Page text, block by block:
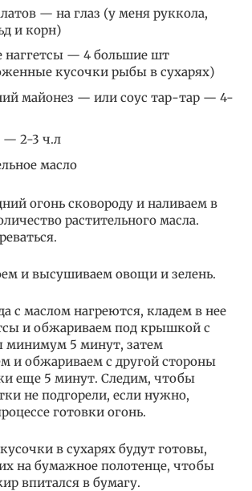
— на глаз (у меня руккола,
и корн)
наггетсы — 4 большие шт
кусочки рыбы в сухарях)
майонез — или соус тар-тар — 4-
— 2-3 ч.л
масло
огонь сковороду и наливаем в
растительного масла.
и высушиваем овощи и зелень.
с маслом нагреются, кладем в нее
и обжариваем под крышкой с
минимум 5 минут, затем
и обжариваем с другой стороны
еще 5 минут. Следим, чтобы
не подгорели, если нужно,
готовки огонь.
в сухарях будут готовы,
на бумажное полотенце, чтобы
впитался в бумагу.